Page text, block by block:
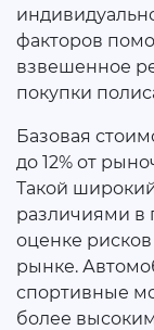
факторов
взвешенное
покупки
Базовая
до 12% от
Такой
различиями в
оценке
рынке.
спортивные
более